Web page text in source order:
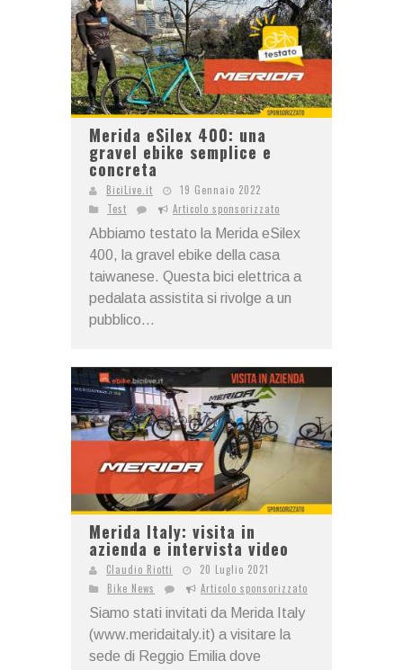
Merida eSilex 400: una
gravel ebike semplice e
concreta
BiciLive.it
19 Gennaio 2022
Test
Articolo sponsorizzato
Abbiamo testato la Merida eSilex
400, la gravel ebike della casa
taiwanese. Questa bici elettrica a
pedalata assistita si rivolge a un
pubblico...
Merida Italy: visita in
azienda e intervista video
Claudio Riotti
20 Luglio 2021
Bike News
Articolo sponsorizzato
Siamo stati invitati da Merida Italy
(www.meridaitaly.it) a visitare la
sede di Reggio Emilia dove